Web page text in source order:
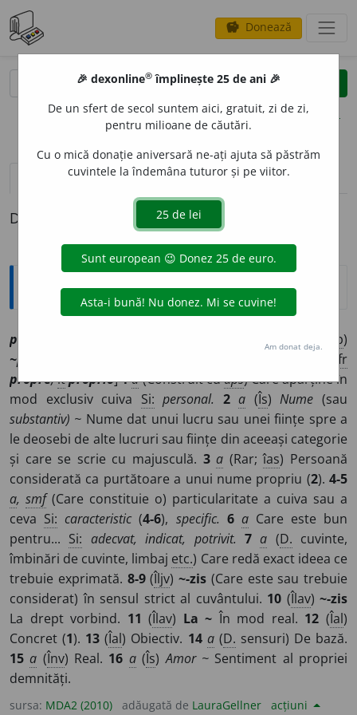
savings Donează
clear
opțiuni
definiții (1) pronunțievolume_up (50)
Definiția cu ID-ul 1207382:
Explicative DEX
pr îvp)
~piu
fr
propre,itproprio]1a(Construit cuaps) Care aparține în
mod exclusiv cuiva Si: personal. 2 a (Îs)Nume (sau
substantiv) ~ Nume dat unui lucru sau unei ființe spre a
le deosebi de alte lucruri sau ființe din aceeași categorie
și care se scrie cu majusculă. 3 a (Rar;îas) Persoană
considerată ca purtătoare a unui nume propriu (2). 4-5
a, smf(Care constituie o) particularitate a cuiva sau a
ceva Si: caracteristic(4-6), specific. 6 aCare este bun
pentru... Si: adecvat, indicat, potrivit. 7 a (D. cuvinte,
îmbinări de cuvinte, limbaj etc.) Care redă exact ideea ce
trebuie exprimată. 8-9(Îljv) ~-zis (Care este sau trebuie
considerat) în sensul strict al cuvântului. 10 (Îlav) ~-zis
La drept vorbind. 11 (Îlav) La ~ În mod real. 12 (Îal)
Concret (1). 13 (Îal) Obiectiv. 14 a(D. sensuri) De bază.
15 a (Înv) Real. 16 a(Îs)Amor ~Sentiment al propriei
demnități.
sursa: MDA2 (2010) adăugată de LauraGellner acțiuni
🎉 dexonline® împlinește 25 de ani 🎉
De un sfert de secol suntem aici, gratuit, zi de zi,
pentru milioane de căutări.
Cu o mică donație aniversară ne-ați ajuta să păstrăm
cuvintele la îndemâna tuturor și pe viitor.
Am donat deja.